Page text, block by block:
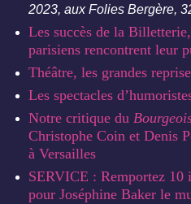
2023, aux Folies Bergère,
Les succès de la
parisiens rencontrent leur
Théâtre, les grandes
Les spectacles
Notre critique du
Christophe Coin et Denis
à Versailles
SERVICE : Remportez
pour Joséphine Baker le